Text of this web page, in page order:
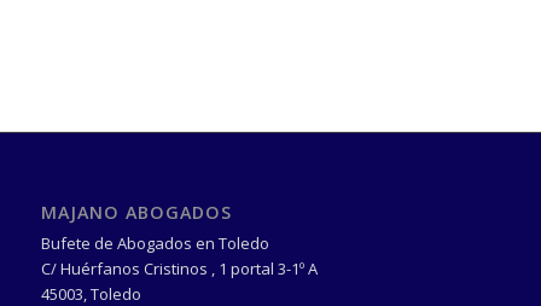
MAJANO ABOGADOS
Bufete de Abogados en Toledo
C/ Huérfanos Cristinos , 1 portal 3-1º A
45003 Toledo